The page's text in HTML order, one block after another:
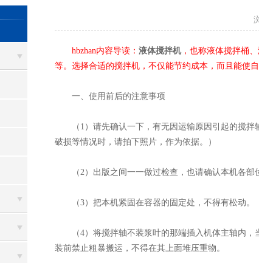
hbzhan内容导读： 液体搅拌机，也称液体搅拌桶
等。选择合适的搅拌机，不仅能节约成本，而且能使
一、使用前后的注意事项
（1）请先确认一下，有无因运输原因引起的搅拌
破损等情况时，请拍下照片，作为依据。）
（2）出版之间一一做过检查，也请确认本机各部
（3）把本机紧固在容器的固定处，不得有松动。
（4）将搅拌轴不装浆叶的那端插入机体主轴内，
装前禁止粗暴搬运，不得在其上面堆压重物。